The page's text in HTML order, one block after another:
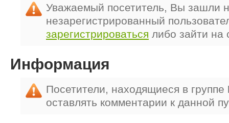
Уважаемый посетитель, Вы зашли
незарегистрированный
зарегистрироваться либо зайти на
Информация
Посетители, находящиеся в группе
оставлять комментарии к данной